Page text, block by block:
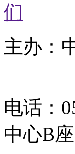
们
主办：
电话：
中心B